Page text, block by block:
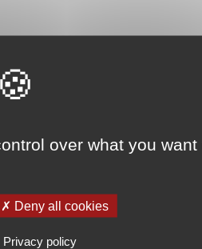
over what you want
✗ Deny all cookies
Privacy policy